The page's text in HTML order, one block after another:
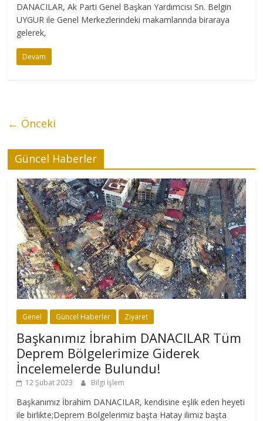
DANACILAR, Ak Parti Genel Başkan Yardımcısı Sn. Belgin
UYGUR ile Genel Merkezlerindeki makamlarında biraraya
gelerek,
Devam
← Önceki
Güncel Haberler
Genel Güncel Haberler Ziyaret
Başkanımız İbrahim DANACILAR Tüm
Deprem Bölgelerimize Giderek
İncelemelerde Bulundu!
12 Şubat 2023 Bilgi İşlem
Başkanımız İbrahim DANACILAR, kendisine eşlik eden heyeti
ile birlikte;Deprem Bölgelerimiz başta Hatay ilimiz başta